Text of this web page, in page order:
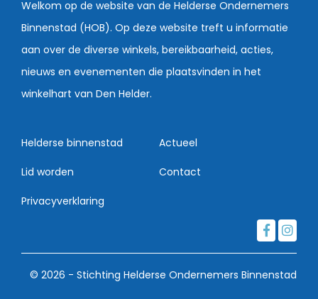
Welkom op de website van de Helderse Ondernemers
Binnenstad (HOB). Op deze website treft u informatie
aan over de diverse winkels, bereikbaarheid, acties,
nieuws en evenementen die plaatsvinden in het
winkelhart van Den Helder.
Helderse binnenstad Actueel
Lid worden Contact
Privacyverklaring
© 2026 - Stichting Helderse Ondernemers Binnenstad